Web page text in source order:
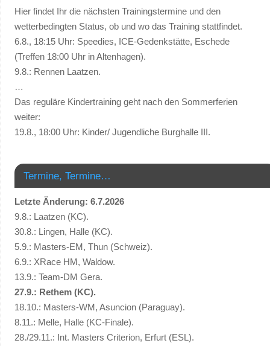
Hier findet Ihr die nächsten Trainingstermine und den
wetterbedingten Status, ob und wo das Training stattfindet.
6.8., 18:15 Uhr: Speedies, ICE-Gedenkstätte, Eschede
(Treffen 18:00 Uhr in Altenhagen).
9.8.: Rennen Laatzen.
…
Das reguläre Kindertraining geht nach den Sommerferien
weiter:
19.8., 18:00 Uhr: Kinder/ Jugendliche Burghalle III.
Termine, Termine…
Letzte Änderung: 6.7.2026
9.8.: Laatzen (KC).
30.8.: Lingen, Halle (KC).
5.9.: Masters-EM, Thun (Schweiz).
6.9.: XRace HM, Waldow.
13.9.: Team-DM Gera.
27.9.: Rethem (KC).
18.10.: Masters-WM, Asuncion (Paraguay).
8.11.: Melle, Halle (KC-Finale).
28./29.11.: Int. Masters Criterion, Erfurt (ESL).